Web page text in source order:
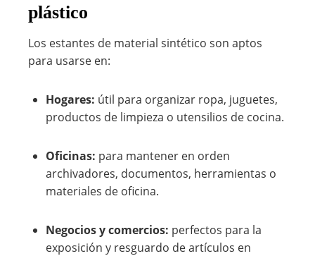
plástico
Los estantes de material sintético son aptos
para usarse en:
Hogares: útil para organizar ropa, juguetes,
productos de limpieza o utensilios de cocina.
Oficinas: para mantener en orden
archivadores, documentos, herramientas o
materiales de oficina.
Negocios y comercios: perfectos para la
exposición y resguardo de artículos en